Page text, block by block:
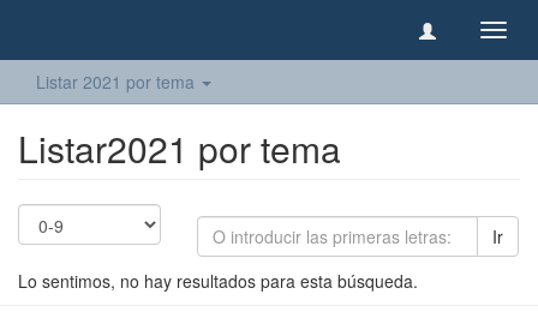
Listar 2021 por tema
Listar2021 por tema
Ir
Lo sentimos, no hay resultados para esta búsqueda.